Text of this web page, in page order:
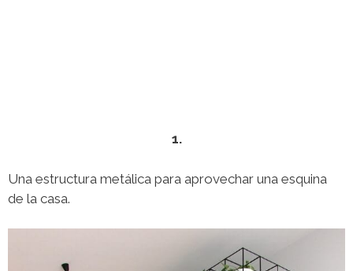
1.
Una estructura metálica para aprovechar una esquina
de la casa.